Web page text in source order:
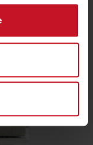
lokalizacji
do kilku metrów
aktywnie
palca)
osobiste
preferencje w
chwili.